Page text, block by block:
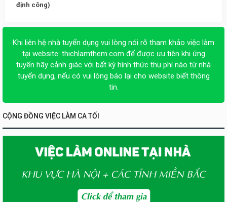
định công)
Khi liên hệ nhà tuyển dụng vui lòng nói rõ tham khảo việc làm
tại website: thichlamthem.com để được ưu tiên khi ứng
tuyển hãy cảnh giác với bất kỳ hình thức thu phí nào từ nhà
tuyển dụng, nếu có vui lòng báo lại cho website biết thông
tin.
CỘNG ĐỒNG VIỆC LÀM CA TỐI